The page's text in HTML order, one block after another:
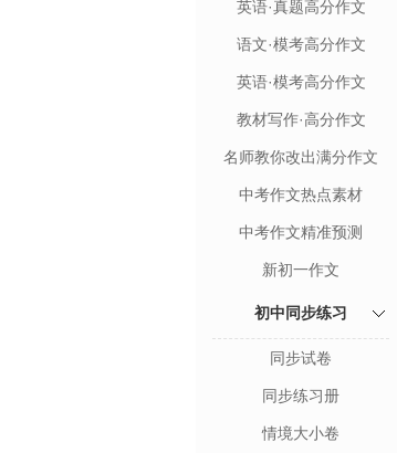
英语·真题高分作文
语文·模考高分作文
英语·模考高分作文
教材写作·高分作文
名师教你改出满分作文
中考作文热点素材
中考作文精准预测
新初一作文
初中同步练习
同步试卷
同步练习册
情境大小卷